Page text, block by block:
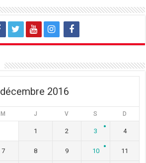
décembre 2016
M J V S D
1 2 3 4
7 8 9 10 11